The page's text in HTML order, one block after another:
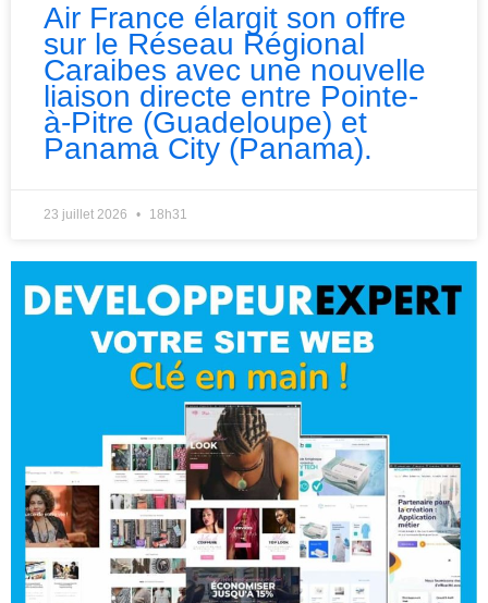
Air France élargit son offre
sur le Réseau Régional
Caraibes avec une nouvelle
liaison directe entre Pointe-
à-Pitre (Guadeloupe) et
Panama City (Panama).
23 juillet 2026 18h31